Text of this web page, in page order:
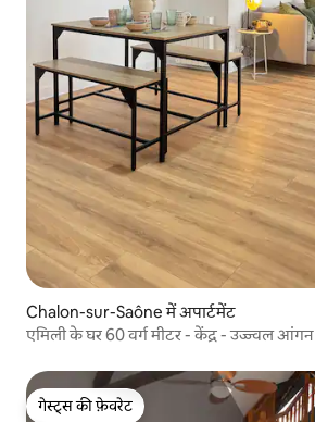
Chalon-sur-Saône में अपार्टमेंट
एमिली के घर 60 वर्ग मीटर - केंद्र - उज्ज्वल आंगन
गेस्ट्स की फ़ेवरेट
गेस्ट्स की फ़ेवरेट